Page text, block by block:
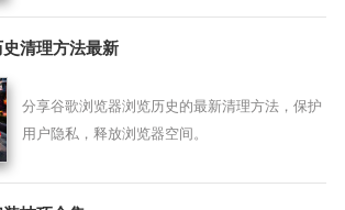
清理方法最新
分享谷歌浏览器浏览历史的最新清理方法，保护
用户隐私，释放浏览器空间。